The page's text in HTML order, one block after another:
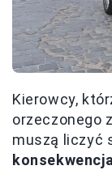
Kierowcy,
orzeczonego
muszą liczyć